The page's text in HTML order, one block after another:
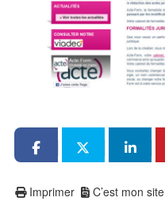
C’est mon site
Imprimer